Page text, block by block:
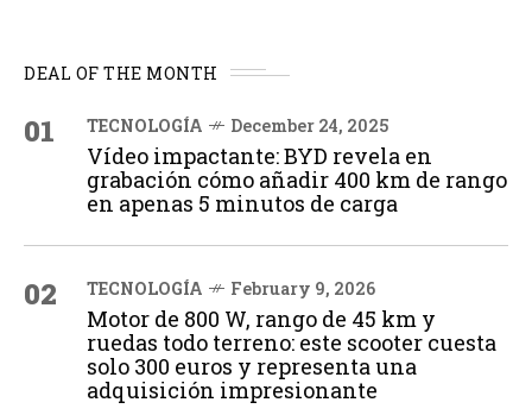
DEAL OF THE MONTH
01 TECNOLOGÍA December 24, 2025
Vídeo impactante: BYD revela en
grabación cómo añadir 400 km de rango
en apenas 5 minutos de carga
02 TECNOLOGÍA February 9, 2026
Motor de 800 W, rango de 45 km y
ruedas todo terreno: este scooter cuesta
solo 300 euros y representa una
adquisición impresionante